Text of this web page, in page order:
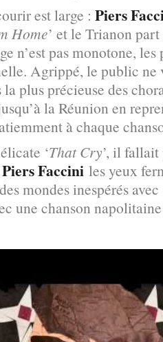
est large : Piers
Home’ et le Trianon part
n’est pas monotone,
Agrippé, le public ne
plus précieuse des
la Réunion en
à chaque
‘That Cry’, il
Piers Faccini les yeux
mondes inespérés
une chanson